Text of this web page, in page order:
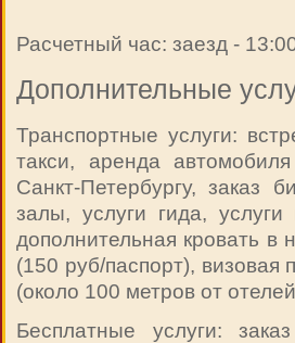
Расчетный час: заезд -
Дополнительные
Транспортные услуги:
такси, аренда
Санкт-Петербургу, заказ
залы, услуги гида,
дополнительная кровать в
(150 руб/паспорт), визовая
(около 100 метров от
Бесплатные услуги: